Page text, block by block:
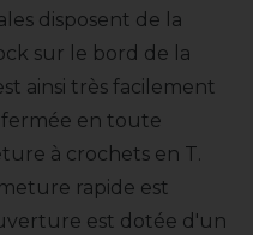
disposent de la
sur le bord de la
ainsi très facilement
en toute
à crochets en T.
rapide est
est dotée d'un